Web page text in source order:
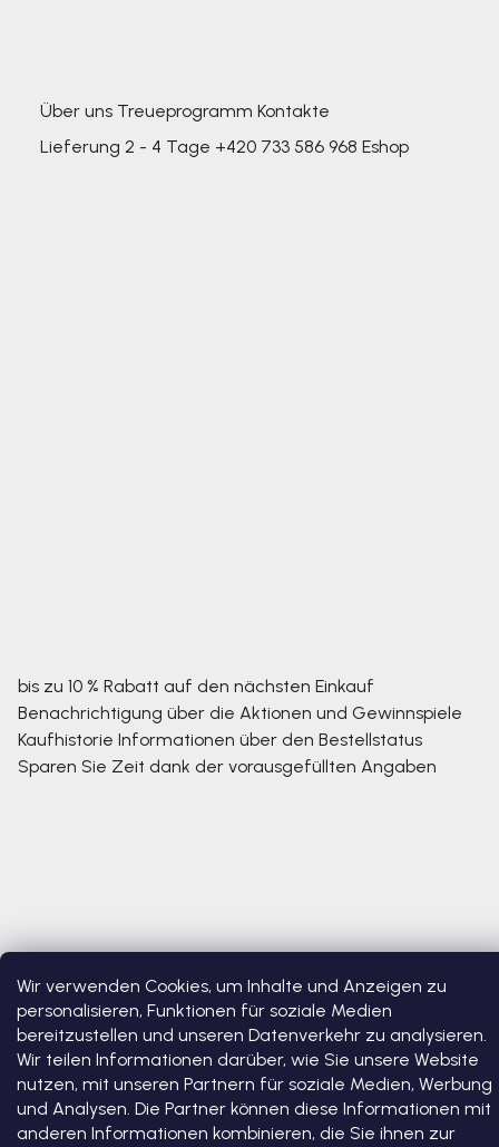
Wir verwenden Cookies, um Inhalte und Anzeigen zu
personalisieren, Funktionen für soziale Medien
bereitzustellen und unseren Datenverkehr zu analysieren.
Wir teilen Informationen darüber, wie Sie unsere Website
nutzen, mit unseren Partnern für soziale Medien, Werbung
und Analysen. Die Partner können diese Informationen mit
anderen Informationen kombinieren, die Sie ihnen zur
Über uns Treueprogramm Kontakte
Lieferung 2 - 4 Tage +420 733 586 968 Eshop
bis zu 10 % Rabatt auf den nächsten Einkauf
Benachrichtigung über die Aktionen und Gewinnspiele
Kaufhistorie Informationen über den Bestellstatus
Sparen Sie Zeit dank der vorausgefüllten Angaben
Erstellt von Shoptet Premium
Copyright 2026Bosono. Alle Rechte vorbehalten.Cookie-
Einstellungen ändern